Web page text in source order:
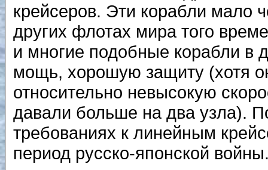
крейсеров. Эти корабли мало
других флотах мира того
и многие подобные корабли в
мощь, хорошую защиту (хотя
относительно невысокую
давали больше на два узла).
требованиях к линейным
период русско-японской